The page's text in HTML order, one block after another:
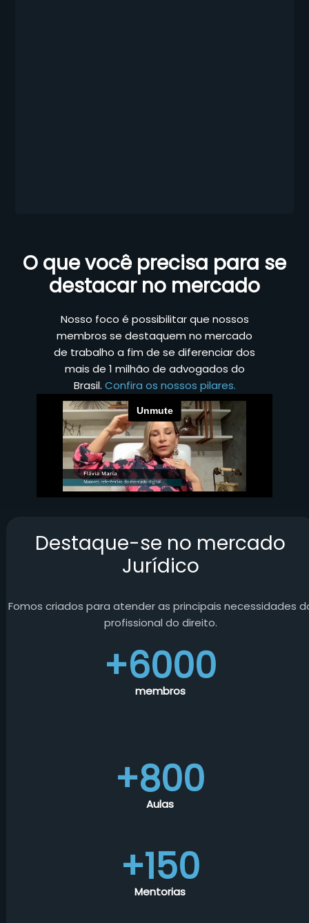
O que você precisa para se
destacar no mercado
Nosso foco é possibilitar que nossos
membros se destaquem no mercado
de trabalho a fim de se diferenciar dos
mais de 1 milhão de advogados do
Brasil. Confira os nossos pilares.
Destaque-se no mercado
Jurídico
Fomos criados para atender as principais necessidades
profissional do direito.
+6000
membros
+800
Aulas
+150
Mentorias